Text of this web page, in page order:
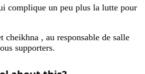
complique un peu plus la lutte pour
, au responsable de salle
supporters.